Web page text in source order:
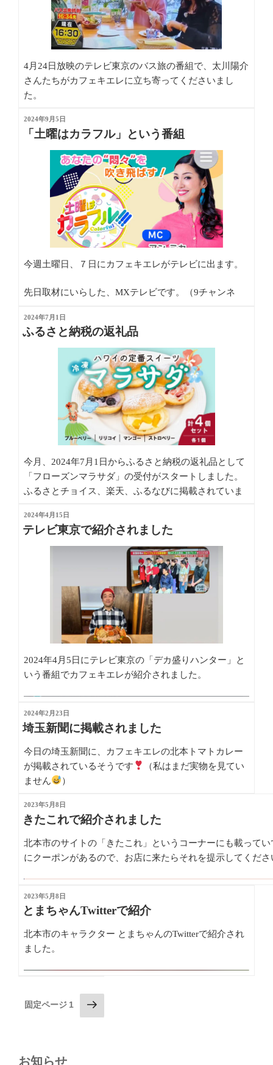
4月24日放映のテレビ東京のバス旅の番組で、太川陽介
さんたちがカフェキエレに立ち寄ってくださいまし
た。
この放映を記念して、期間限定のバス旅セットをやっ
ています！ぜひ、ご注文ください。
投
稿
2024年9月5日
「土曜はカラフル」という番組
今週土曜日、７日にカフェキエレ がテレビに出ます。
先日取材にいらした、MXテレビです。（9チャンネ
土曜日１２時からの「土曜はカラフル」という番組だ
そうです。
１０分くらいのコーナーなので、お見逃しなく。
内容は見てのお楽しみ
カットされていなければ、私もちょこっと映ります
投
稿
日:
2024年7月1日
ふるさと納税の返礼品
今月、2024年7月1日からふるさと納税の返礼品として
「フローズンマラサダ」の受付がスタートしました。
ふるさとチョイス、楽天、ふるなびに掲載されていま
ーズンマラサダ」をご利用ください。美味しいです
よ！
投
稿
日:
2024年4月15日
テレビ東京で紹介されました
2024年4月5日にテレビ東京の「デカ盛りハンター」と
いう番組でカフェキエレが紹介されました。
投
稿
日:
2024年2月23日
埼玉新聞に掲載されました
今日の埼玉新聞に、カフェキエレの北本トマトカレー
が掲載されているそうです
（私はまだ実物を見てい
ません
）
先週の水曜日に取材にいらっしゃいましたが、いつ掲
載されるのか、どのくらいの大きさなのか、まったく
わかりませんでした
埼玉新聞って、どのくらいの方が購読されてるんです
かね～
新聞だから、年齢も載っちゃうのね
来てくださいました(^^)
投
稿
日:
2023年5月8日
きたこれで紹介されました
北本市のサイトの「きたこれ」というコーナーにも載ってい
にクーポンがあるので、お店に来たらそれを提示してくださ
投
稿
日:
2023年5月8日
とまちゃんTwitterで紹介
北本市のキャラクター とまちゃんのTwitterで紹介され
ました。
投
ペ
固定ページ 1
次
の
お知らせ